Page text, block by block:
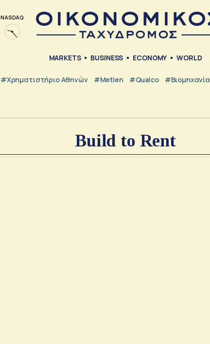
NASDAQ
MARKETS BUSINESS ECONOMY WORLD
#Χρηματιστήριο Αθηνών #metlen #Qualco #Βιομηχανία
Build to Rent